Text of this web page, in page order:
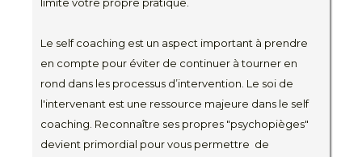
limite votre propre pratique.
Le self coaching est un aspect important à prendre
en compte pour éviter de continuer à tourner en
rond dans les processus d’intervention. Le soi de
l'intervenant est une ressource majeure dans le self
coaching. Reconnaître ses propres "psychopièges"
devient primordial pour vous permettre de